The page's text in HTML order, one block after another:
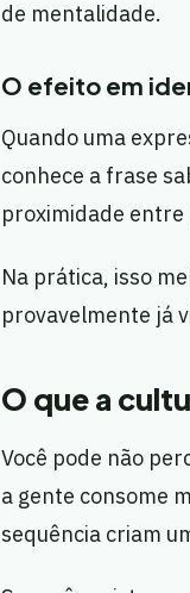
de mentalidade.
O efeito em
Quando uma
conhece a frase
proximidade entre
Na prática, isso
provavelmente já
O que a
Você pode não
a gente consome
sequência criam